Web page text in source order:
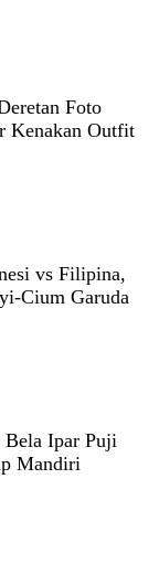
Foto
Kenakan Outfit
vs Filipina,
Cium Garuda
Ipar Puji
Mandiri